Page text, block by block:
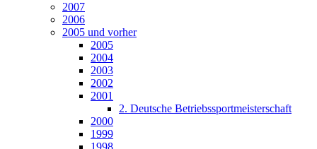
2007
2006
2005 und vorher
2005
2004
2003
2002
2001
2. Deutsche Betriebssportmeisterschaft
2000
1999
1998